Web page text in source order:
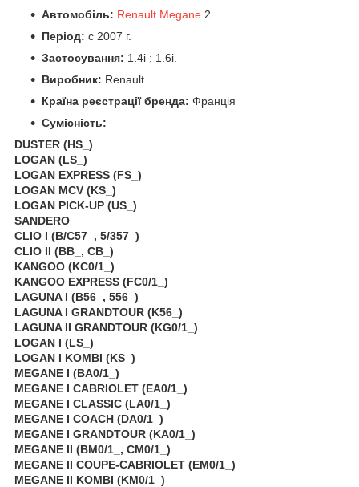
Автомобіль: Renault Megane 2
Період: c 2007 г.
Застосування: 1.4i ; 1.6i.
Виробник: Renault
Країна реєстрації бренда: Франція
Сумісність:
DUSTER (HS_)
LOGAN (LS_)
LOGAN EXPRESS (FS_)
LOGAN MCV (KS_)
LOGAN PICK-UP (US_)
SANDERO
CLIO I (B/C57_, 5/357_)
CLIO II (BB_, CB_)
KANGOO (KC0/1_)
KANGOO EXPRESS (FC0/1_)
LAGUNA I (B56_, 556_)
LAGUNA I GRANDTOUR (K56_)
LAGUNA II GRANDTOUR (KG0/1_)
LOGAN I (LS_)
LOGAN I KOMBI (KS_)
MEGANE I (BA0/1_)
MEGANE I CABRIOLET (EA0/1_)
MEGANE I CLASSIC (LA0/1_)
MEGANE I COACH (DA0/1_)
MEGANE I GRANDTOUR (KA0/1_)
MEGANE II (BM0/1_, CM0/1_)
MEGANE II COUPE-CABRIOLET (EM0/1_)
MEGANE II KOMBI (KM0/1_)